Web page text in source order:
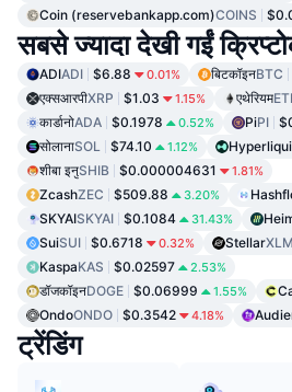
Coin (reservebankapp.com)COINS
सबसे ज्यादा देखी गईं
ADIADI $6.88 0.01% बिटकॉइनBTC
एक्सआरपीXRP $1.03 1.15% एथेरियम
कार्डानोADA $0.1978 0.52% PiPI
सोलानाSOL $74.10 1.12%
शीबा इनुSHIB $0.000004631 1.81%
ZcashZEC $509.88 3.20%
SKYAISKYAI $0.1084 31.43%
SuiSUI $0.6718 0.32% StellarXLM
KaspaKAS $0.02597 2.53%
डॉजकॉइनDOGE $0.06999 1.55%
OndoONDO $0.3542 4.18%
ट्रेंडिंग